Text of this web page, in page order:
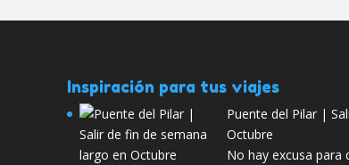
Inspiración para tus viajes
Puente del Pilar |
Octubre
No hay excusa para